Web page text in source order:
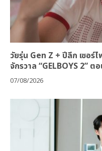
วัยรุ่น Gen Z + ปีลึก เซอร์
จักรวาล “GELBOYS 2” ต
07/08/2026